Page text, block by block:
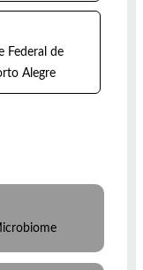
Federal de
Alegre